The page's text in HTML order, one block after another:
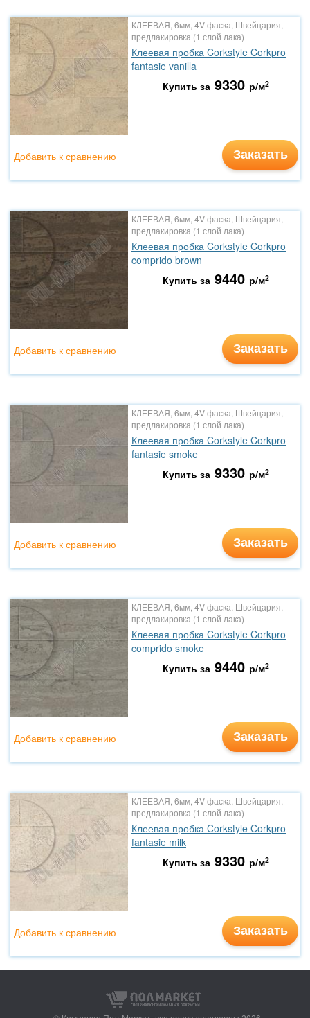
КЛЕЕВАЯ, 6мм, 4V фаска, Швейцария,
предлакировка (1 слой лака)
Клеевая пробка Corkstyle Corkpro
fantasie vanilla
Купить за 9330 р/м2
Заказать
Добавить к сравнению
КЛЕЕВАЯ, 6мм, 4V фаска, Швейцария,
предлакировка (1 слой лака)
Клеевая пробка Corkstyle Corkpro
comprido brown
Купить за 9440 р/м2
Заказать
Добавить к сравнению
КЛЕЕВАЯ, 6мм, 4V фаска, Швейцария,
предлакировка (1 слой лака)
Клеевая пробка Corkstyle Corkpro
fantasie smoke
Купить за 9330 р/м2
Заказать
Добавить к сравнению
КЛЕЕВАЯ, 6мм, 4V фаска, Швейцария,
предлакировка (1 слой лака)
Клеевая пробка Corkstyle Corkpro
comprido smoke
Купить за 9440 р/м2
Заказать
Добавить к сравнению
КЛЕЕВАЯ, 6мм, 4V фаска, Швейцария,
предлакировка (1 слой лака)
Клеевая пробка Corkstyle Corkpro
fantasie milk
Купить за 9330 р/м2
Заказать
Добавить к сравнению